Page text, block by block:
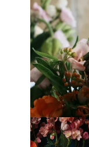
香港母親節